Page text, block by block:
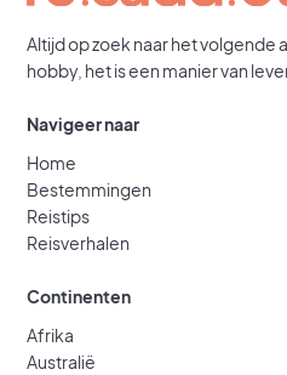
Altijd op zoek naar het volgende
hobby, het is een manier van
Navigeer naar
Home
Bestemmingen
Reistips
Reisverhalen
Continenten
Afrika
Australië